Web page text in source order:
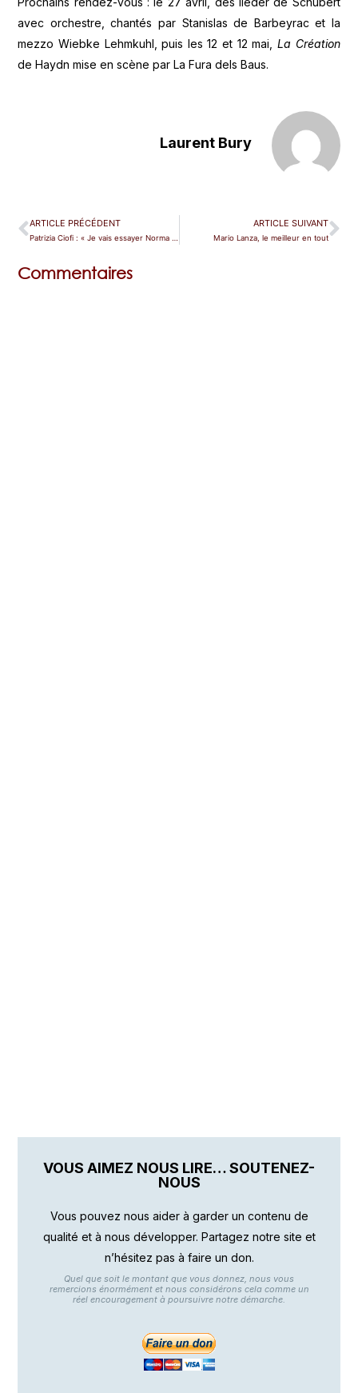
avec orchestre, chantés par Stanislas de Barbeyrac et la
mezzo Wiebke Lehmkuhl, puis les 12 et 12 mai, La Création
de Haydn mise en scène par La Fura dels Baus.
Laurent Bury
ARTICLE PRÉCÉDENT ARTICLE SUIVANT
Mario Lanza, le meilleur en tout
Commentaires
VOUS AIMEZ NOUS LIRE… SOUTENEZ-
NOUS
Vous pouvez nous aider à garder un contenu de
qualité et à nous développer. Partagez notre site et
n’hésitez pas à faire un don.
Quel que soit le montant que vous donnez, nous vous
remercions énormément et nous considérons cela comme un
réel encouragement à poursuivre notre démarche.